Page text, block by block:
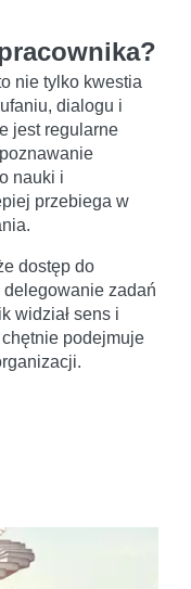
nie tylko kwestia
dialogu i
jest regularne
nauki i
przebiega w
dostęp do
zadań
widział sens i
podejmuje